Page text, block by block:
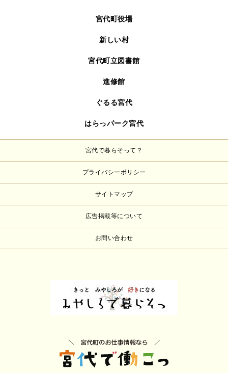
宮代町役場
新しい村
宮代町立図書館
進修館
ぐるる宮代
はらっパーク宮代
宮代で暮らそって？
プライバシーポリシー
サイトマップ
広告掲載等について
お問い合わせ